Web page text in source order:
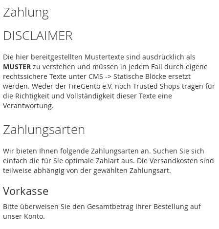
Zahlung
DISCLAIMER
Die hier bereitgestellten Mustertexte sind ausdrücklich als
MUSTER zu verstehen und müssen in jedem Fall durch eigene
rechtssichere Texte unter CMS -> Statische Blöcke ersetzt
werden. Weder der FireGento e.V. noch Trusted Shops tragen für
die Richtigkeit und Vollständigkeit dieser Texte eine
Verantwortung.
Zahlungsarten
Wir bieten Ihnen folgende Zahlungsarten an. Suchen Sie sich
einfach die für Sie optimale Zahlart aus. Die Versandkosten sind
teilweise abhängig von der gewählten Zahlungsart.
Vorkasse
Bitte überweisen Sie den Gesamtbetrag Ihrer Bestellung auf
unser Konto.